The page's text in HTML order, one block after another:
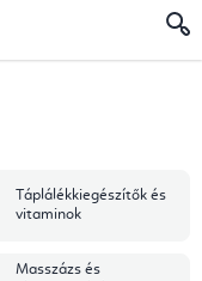
Táplálékkiegészítők és
vitaminok
Masszázs és